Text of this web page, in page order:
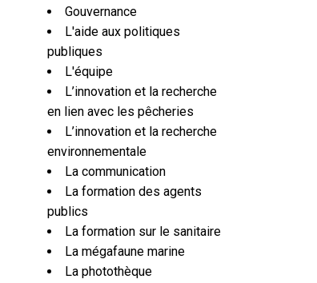
Gouvernance
L'aide aux politiques
publiques
L'équipe
L’innovation et la recherche
en lien avec les pêcheries
L’innovation et la recherche
environnementale
La communication
La formation des agents
publics
La formation sur le sanitaire
La mégafaune marine
La photothèque